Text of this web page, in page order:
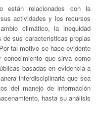
están relacionados con la
actividades y los recursos
climático, la inequidad
de sus características propias
tal motivo se hace evidente
conocimiento que sirva como
basadas en evidencia a
interdisciplinaria que sea
del manejo de información
hasta su análisis